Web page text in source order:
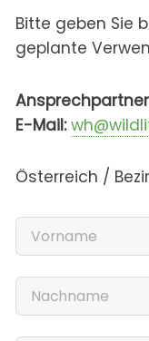
Bitte geben Sie
geplante
E-Mail:
Österreich /